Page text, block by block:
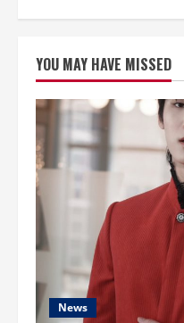
ฟิล์ม
เซรามิค
ติด
รถยนต์
พร้อม
นัก
มอบ
อุปกรณ์
ปกป้อง
รามาธิบดี
YOU MAY HAVE MISSED
News